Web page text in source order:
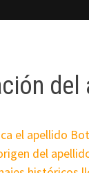
del
el apellido
del